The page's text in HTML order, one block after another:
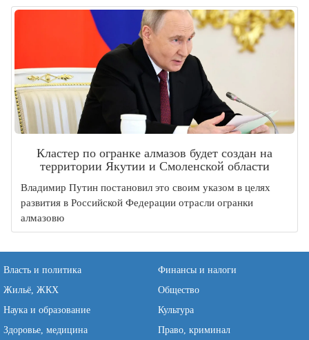
Кластер по огранке алмазов будет создан на
территории Якутии и Смоленской области
Владимир Путин постановил это своим указом в целях
развития в Российской Федерации отрасли огранки
алмазовю
Власть и политика
Финансы и налоги
Жильё, ЖКХ
Общество
Наука и образование
Культура
Здоровье, медицина
Право, криминал